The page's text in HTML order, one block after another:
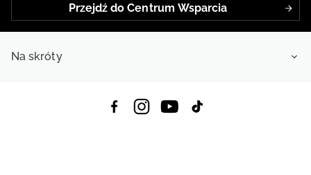
Przejdź do Centrum Wsparcia
Na skróty